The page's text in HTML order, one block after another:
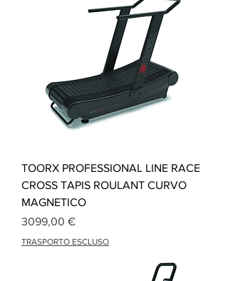
TOORX PROFESSIONAL LINE RACE
CROSS TAPIS ROULANT CURVO
MAGNETICO
Precio
3099,00 €
TRASPORTO ESCLUSO